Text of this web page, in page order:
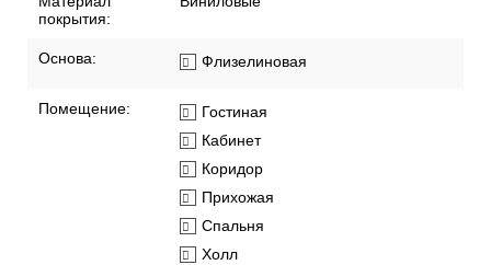
покрытия:
Основа: Флизелиновая
Помещение:
Гостиная
Кабинет
Коридор
Прихожая
Спальня
Холл